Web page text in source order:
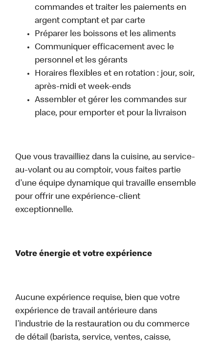
commandes et traiter les paiements en
argent comptant et par carte
Préparer les boissons et les aliments
Communiquer efficacement avec le
personnel et les gérants
Horaires flexibles et en rotation : jour, soir,
après-midi et week-ends
Assembler et gérer les commandes sur
place, pour emporter et pour la livraison
Que vous travailliez dans la cuisine, au service-
au-volant ou au comptoir, vous faites partie
d’une équipe dynamique qui travaille ensemble
pour offrir une expérience-client
exceptionnelle.
Votre énergie et votre expérience
Aucune expérience requise, bien que votre
expérience de travail antérieure dans
l’industrie de la restauration ou du commerce
de détail (barista, service, ventes, caisse,